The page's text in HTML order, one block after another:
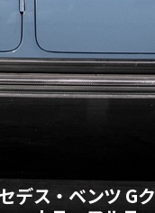
デス・ベンツ